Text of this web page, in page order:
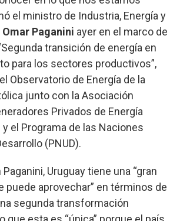
el ministro de Industria, Energía y
Omar Paganini ayer en el marco de
transición de energía en
para los sectores productivos”,
Observatorio de Energía de la
junto con la Asociación
Privados de Energía
y el Programa de las Naciones
(PNUD).
Uruguay tiene una “gran
puede aprovechar” en términos de
segunda transformación